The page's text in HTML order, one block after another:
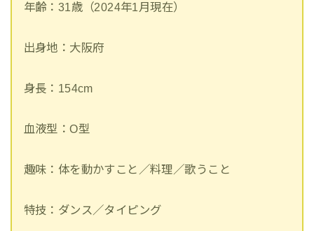
年齢：31歳（2024年1月現在）
出身地：大阪府
身長：154cm
血液型：O型
趣味：体を動かすこと／料理／歌うこと
特技：ダンス／タイピング